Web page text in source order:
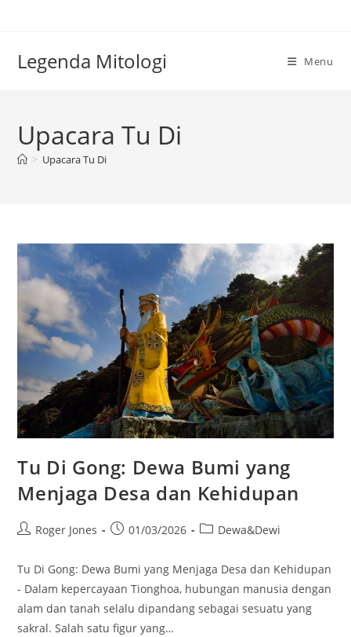
Legenda Mitologi Menu
Upacara Tu Di
> Upacara Tu Di
Tu Di Gong: Dewa Bumi yang
Menjaga Desa dan Kehidupan
PostRoger Jones
Post01/03/2026
PostDewa&Dewi
Tu Di Gong: Dewa Bumi yang Menjaga Desa dan Kehidupan
- Dalam kepercayaan Tionghoa, hubungan manusia dengan
alam dan tanah selalu dipandang sebagai sesuatu yang
sakral. Salah satu figur yang…